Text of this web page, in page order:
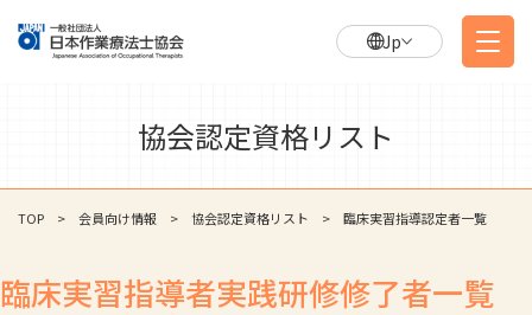
Jp
協会認定資格リスト
TOP 会員向け情報 協会認定資格リスト 臨床実習指導認定者一覧
臨床実習指導者実践研修修了者一覧